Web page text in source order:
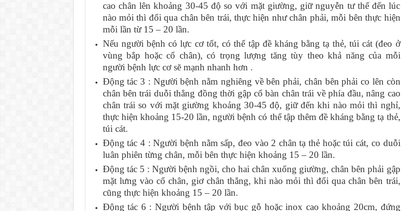
cao chân lên khoảng 30-45 độ so với mặt giường, giữ nguyễn tư thế đến lúc
nào mỏi thì đổi qua chân bên trái, thực hiện như chân phải, mỗi bên thực hiện
mỗi lần từ 15 – 20 lần.
Nếu người bệnh có lực cơ tốt, có thể tập đề kháng bằng tạ thẻ, túi cát (đeo ở
vùng bắp hoặc cổ chân), có trọng lượng tăng tùy theo khả năng của mỗi
người bệnh lực cơ sẽ mạnh nhanh hơn .
Động tác 3 : Người bệnh nằm nghiêng về bên phải, chân bên phải co lên còn
chân bên trái duỗi thẳng đồng thời gập cổ bàn chân trái về phía đầu, nâng cao
chân trái so với mặt giường khoảng 30-45 độ, giữ đến khi nào mỏi thì nghỉ,
thực hiện khoảng 15-20 lần, người bệnh có thể tập thêm đề kháng bằng tạ thẻ,
túi cát.
Động tác 4 : Người bệnh nằm sấp, đeo vào 2 chân tạ thẻ hoặc túi cát, co duỗi
luân phiên từng chân, mỗi bên thực hiện khoảng 15 – 20 lần.
Động tác 5 : Người bệnh ngồi, cho hai chân xuống giường, chân bên phải gập
mặt lưng vào cổ chân, giơ chân thẳng, khi nào mỏi thì đổi qua chân bên trái,
cũng thực hiện khoảng 15 – 20 lần.
Động tác 6 : Người bệnh tập với bục gỗ hoặc inox cao khoảng 20cm, đứng